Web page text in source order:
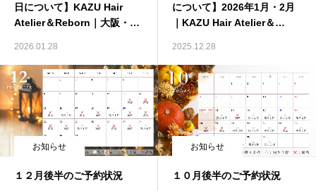
日について】KAZU Hair
Atelier＆Reborn｜大阪・生
2026.01.28
について】2026年1月・2月
｜KAZU Hair Atelier＆
質改善専門美容室
2025.12.28
お知らせ
１２月後半のご予約状況
お知らせ
１０月後半のご予約状況
空席確認 / 24時間WEB予約
お知らせ
髪質・頭皮改善コラム
体質改善コラム